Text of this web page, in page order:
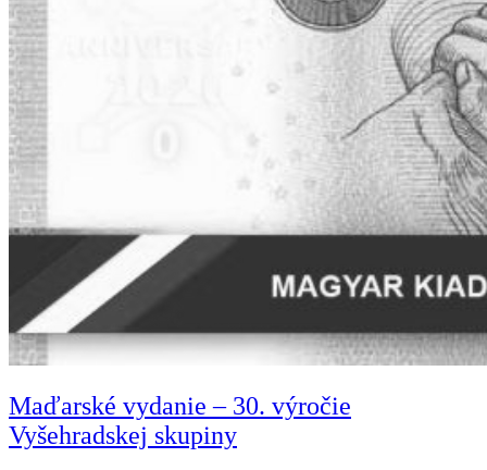
Maďarské vydanie – 30. výročie
Vyšehradskej skupiny